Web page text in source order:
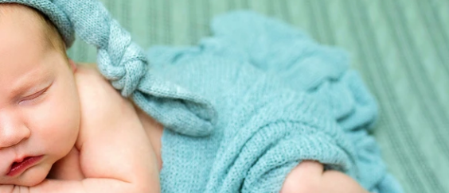
Tags: mundo novo fotografia, mundo novo, mundo novo newborn, mundo novo caxias do
mundo novo serra gaúcha, newborn, newborn caxias, newborn caxias do sul, new born, new
born caxias do sul, newborn são marcos, newborn farroupilha, newborn bento gonçalves,
newborn nova petrópolis, newborn gramado, newborn farroupilha, newborn flores da cunha,
newborn vacaria, newborn antonio prado, newborn garibaldi, newborn serra gaúcha, serra
gaúcha, fotografia recém-nascido, recém-nascido caxias do sul, fotografia caxias do sul,
fotógrafo caxias do sul, estúdio caxias do sul, studio caxias, gestante caxias do sul,
foto de gestante caxias, grávida caxias do sul, gestantes serra gaúcha, bebês caxias do
sul, ensaio recem nascido, bebes caxias do sul, workshop newborn, workshop mundo do
newborn, mundo do newborn, fotografia infantil caxias do sul, fotografo serra gaucha,
estudio fotografico caxias do sul, abfrn, associado abfrn. associação brasileira de
recém-nascidos, newborn arco iris, bebe arco iris, newborn responsável eu faço,
fotografia recém-nascido serra gaúcha, gustavo scain zardo, cláudia magrin, revista
requinte kids e teen, revista requinte, revista afrodite, revista fhox, maternidade
caxias do sul, berçário caxias do sul, ala materno infatil unimed caxias do sul,
berçário unimed caxias, berçário pompéia, smash cake caxias, ensaio smash cake, ensaio
cake smash, smash fruit, ensaio smash fruit, ensaio gestante caxias, chateau lacave
caxias, foto de acompanhamento, ideia de fotografia mensal, ensaio de família, foto em
família, aniversário infantil caxias do sul, foto de aniversário.